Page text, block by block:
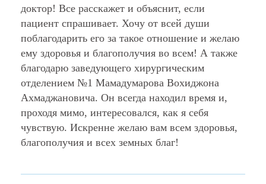
доктор! Все расскажет и объяснит, если
пациент спрашивает. Хочу от всей души
поблагодарить его за такое отношение и желаю
ему здоровья и благополучия во всем! А также
благодарю заведующего хирургическим
отделением №1 Мамадумарова Вохиджона
Ахмаджановича. Он всегда находил время и,
проходя мимо, интересовался, как я себя
чувствую. Искренне желаю вам всем здоровья,
благополучия и всех земных благ!